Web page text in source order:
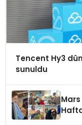
Tencent Hy3
sunuldu